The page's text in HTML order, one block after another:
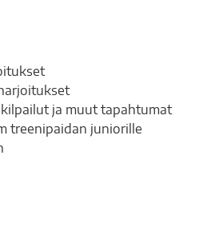
ja muut tapahtumat
treenipaidan juniorille